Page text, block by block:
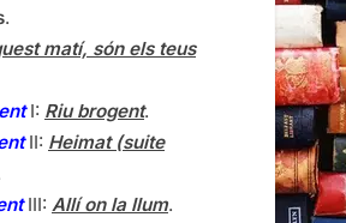
.
matí, són els teus
I: Riu brogent.
II: Heimat (suite
III: Allí on la llum.